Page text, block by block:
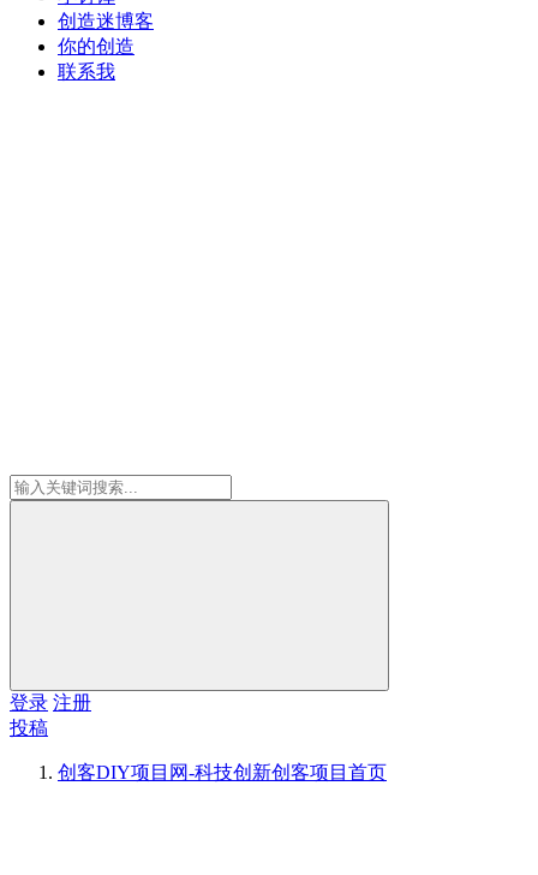
创造迷博客
你的创造
联系我
登录 注册
投稿
创客DIY项目网-科技创新创客项目 首页